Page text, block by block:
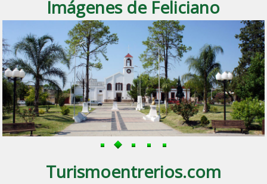
Imágenes de Feliciano
Turismoentrerios.com